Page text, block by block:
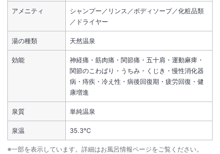
アメニティ
シャンプー／リンス／ボディソープ／化粧品類
／ドライヤー
湯の種類 天然温泉
効能
神経痛・筋肉痛・関節痛・五十肩・運動麻痺・
関節のこわばり・うちみ・くじき・慢性消化器
病・痔疾・冷え性・病後回復期・疲労回復・健
康増進
泉質 単純温泉
泉温 35.3℃
※一部を表示しています。詳細はお風呂情報ページをご覧ください。